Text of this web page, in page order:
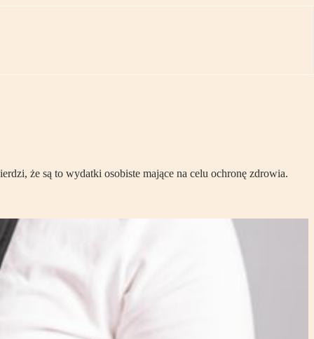
że są to wydatki osobiste mające na celu ochronę zdrowia.